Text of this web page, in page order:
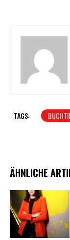
TAGS:
ÄHNLICHE